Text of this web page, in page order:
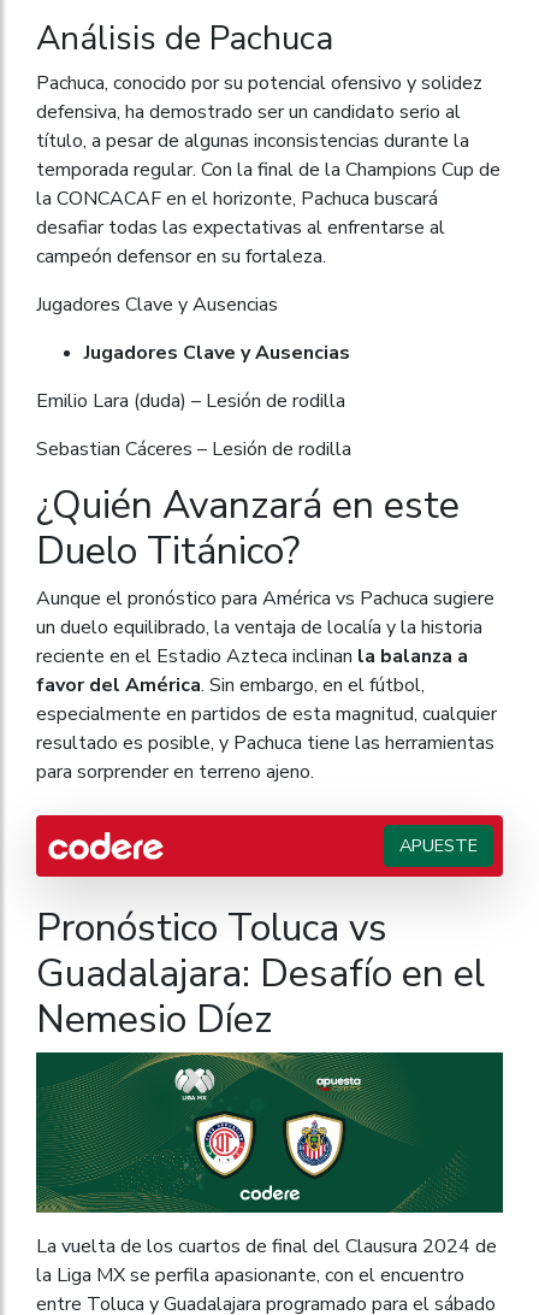
Análisis de Pachuca
Pachuca, conocido por su potencial ofensivo y solidez
defensiva, ha demostrado ser un candidato serio al
título, a pesar de algunas inconsistencias durante la
temporada regular. Con la final de la Champions Cup de
la CONCACAF en el horizonte, Pachuca buscará
desafiar todas las expectativas al enfrentarse al
campeón defensor en su fortaleza.
Jugadores Clave y Ausencias
Jugadores Clave y Ausencias
Emilio Lara (duda) – Lesión de rodilla
Sebastian Cáceres – Lesión de rodilla
¿Quién Avanzará en este
Duelo Titánico?
Aunque el pronóstico para América vs Pachuca sugiere
un duelo equilibrado, la ventaja de localía y la historia
reciente en el Estadio Azteca inclinan la balanza a
favor del América. Sin embargo, en el fútbol,
especialmente en partidos de esta magnitud, cualquier
resultado es posible, y Pachuca tiene las herramientas
para sorprender en terreno ajeno.
APUESTE
Pronóstico Toluca vs
Guadalajara: Desafío en el
Nemesio Díez
La vuelta de los cuartos de final del Clausura 2024 de
la Liga MX se perfila apasionante, con el encuentro
entre Toluca y Guadalajara programado para el sábado